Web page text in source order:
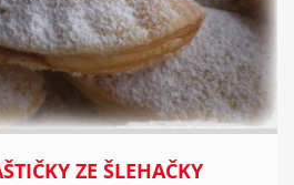
ZE ŠLEHAČKY